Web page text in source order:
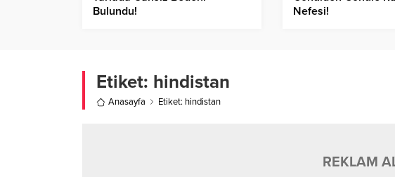
Bulundu!
Nefesi!
Etiket: hindistan
Anasayfa Etiket: hindistan
REKLAM